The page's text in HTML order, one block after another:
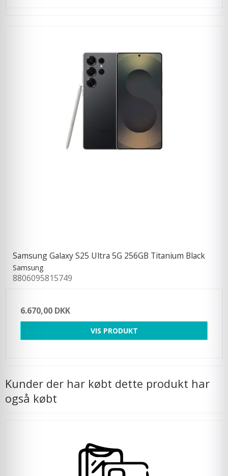
Samsung Galaxy S25 Ultra 5G 256GB Titanium Black
Samsung
8806095815749
6.670,00 DKK
VIS PRODUKT
Kunder der har købt dette produkt har
også købt